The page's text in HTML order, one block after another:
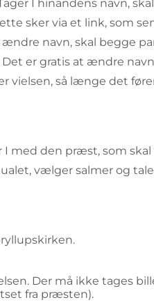
I hinandens navn,
sker via et link, som
ændre navn, skal begge
er gratis at ændre
vielsen, så længe det
med den præst, som skal
vælger salmer og
Der må ikke tages
fra præsten).